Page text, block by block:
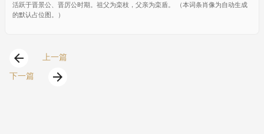
活跃于晋景公、晋厉公时期。祖父为栾枝，父亲为栾盾。 （本词条肖像为自动生成
的默认占位图。）
arrow_back
上一篇
下一篇
arrow_forward